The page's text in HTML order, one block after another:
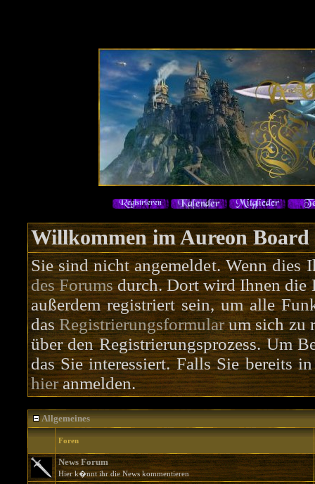
Willkommen im Aureon Board
Sie sind nicht angemeldet. Wenn dies
des Forumsdurch. Dort wird Ihnen die
außerdem registriert sein, um alle
dasRegistrierungsformularum sich zu
über den Registrierungsprozess. Um
das Sie interessiert. Falls Sie bereits
hieranmelden.
Allgemeines
Foren
News Forum
Hier k�nnt ihr die News kommentieren